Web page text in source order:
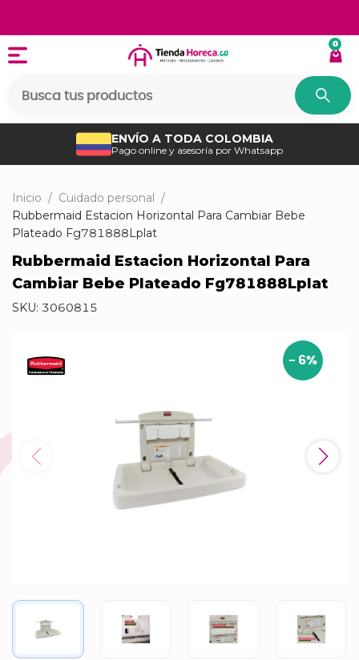
0
ENVÍO A TODA COLOMBIA
Pago online y asesoría por Whatsapp
Inicio / Cuidado personal /
Rubbermaid Estacion Horizontal Para Cambiar Bebe
Plateado Fg781888Lplat
Rubbermaid Estacion Horizontal Para
Cambiar Bebe Plateado Fg781888Lplat
SKU: 3060815
- 6%